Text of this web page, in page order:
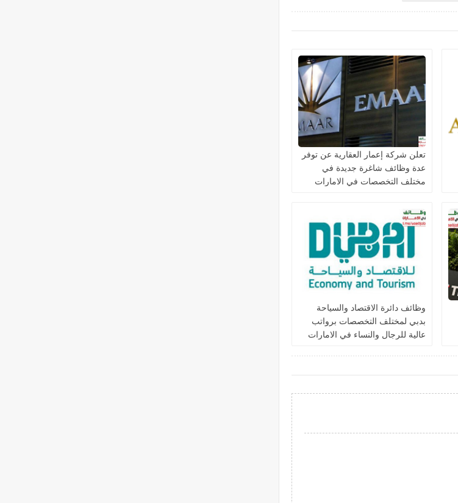
تعلن شركة إعمار العقارية عن توفر
عدة وظائف شاغرة جديدة في
مختلف التخصصات في الامارات
وظائف دائرة الاقتصاد والسياحة
بدبي لمختلف التخصصات برواتب
عالية للرجال والنساء في الامارات